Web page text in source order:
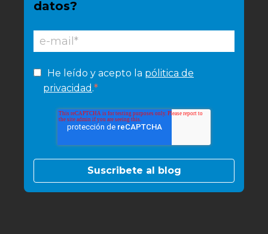
datos?
He leído y acepto la pólitica de
privacidad .*